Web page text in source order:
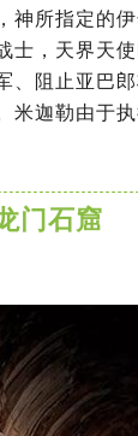
神所指定的
，天界天
、阻止亚巴
米迦勒由于
门石窟